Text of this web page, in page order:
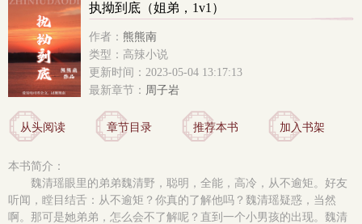
执拗到底（姐弟，1v1）
作者： 熊熊南
类型：高辣小说
更新时间：2023-05-04 13:17:13
最新章节： 周子岩
从头阅读 章节目录 推荐本书 加入书架
本书简介：
魏清瑶眼里的弟弟魏清野，聪明，全能，高冷，从不逾矩。好友
听闻，瞠目结舌：从不逾矩？你真的了解他吗？魏清瑶疑惑，当然
啊。那可是她弟弟，怎么会不了解呢？直到一个小男孩的出现。魏清